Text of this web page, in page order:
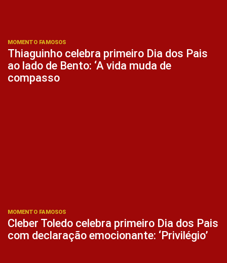
MOMENTO FAMOSOS
Thiaguinho celebra primeiro Dia dos Pais
ao lado de Bento: ‘A vida muda de
compasso
MOMENTO FAMOSOS
Cleber Toledo celebra primeiro Dia dos Pais
com declaração emocionante: ‘Privilégio’